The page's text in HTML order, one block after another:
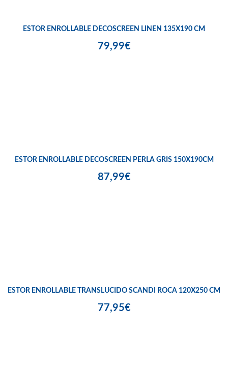
ESTOR ENROLLABLE DECOSCREEN LINEN 135X190 CM
79,99€
ESTOR ENROLLABLE DECOSCREEN PERLA GRIS 150X190CM
87,99€
ESTOR ENROLLABLE TRANSLUCIDO SCANDI ROCA 120X250 CM
77,95€